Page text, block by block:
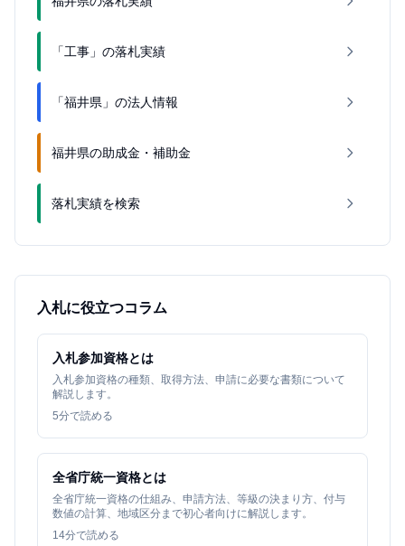
「工事」の落札実績
「福井県」の法人情報
福井県の助成金・補助金
落札実績を検索
入札に役立つコラム
入札参加資格とは
入札参加資格の種類、取得方法、申請に必要な書類について
解説します。
5分で読める
全省庁統一資格とは
全省庁統一資格の仕組み、申請方法、等級の決まり方、付与
数値の計算、地域区分まで初心者向けに解説します。
14分で読める